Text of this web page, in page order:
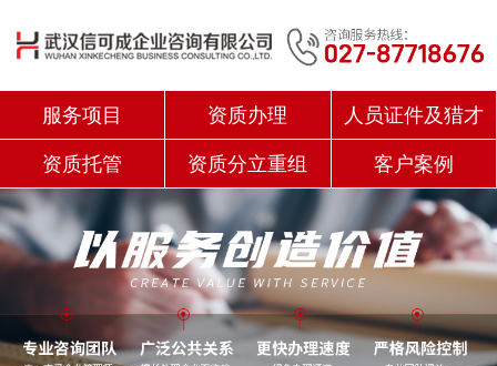
服务项目 资质办理 人员证件及猎才
资质托管 资质分立重组 客户案例